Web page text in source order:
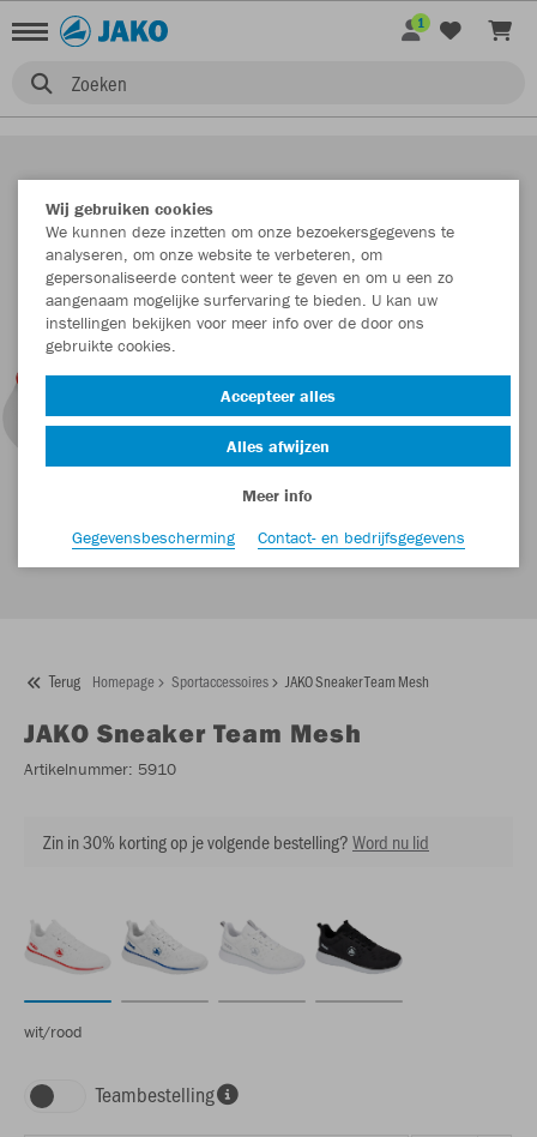
Zoeken
1
Terug Homepage Sportaccessoires JAKO Sneaker Team Mesh
JAKO Sneaker Team Mesh
Artikelnummer: 5910
Zin in 30% korting op je volgende bestelling?Word nu lid
wit/rood
Teambestelling
Wij gebruiken cookies
We kunnen deze inzetten om onze bezoekersgegevens te
analyseren, om onze website te verbeteren, om
gepersonaliseerde content weer te geven en om u een zo
aangenaam mogelijke surfervaring te bieden. U kan uw
instellingen bekijken voor meer info over de door ons
gebruikte cookies.
Accepteer alles
Alles afwijzen
Meer info
Gegevensbescherming
Contact- en bedrijfsgegevens